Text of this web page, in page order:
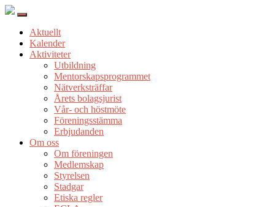
Aktuellt
Kalender
Aktiviteter
Utbildning
Mentorskapsprogrammet
Nätverksträffar
Årets bolagsjurist
Vår- och höstmöte
Föreningsstämma
Erbjudanden
Om oss
Om föreningen
Medlemskap
Styrelsen
Stadgar
Etiska regler